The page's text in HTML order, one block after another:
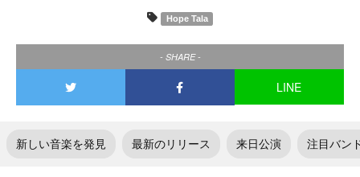
Hope Tala
- SHARE -
LINE
新しい音楽を発見 最新のリリース 来日公演 注目バン